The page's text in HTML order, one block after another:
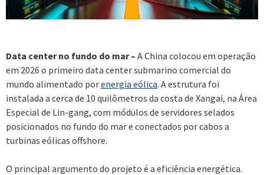
Data center no fundo do mar – A China colocou em operação
em 2026 o primeiro data center submarino comercial do
mundo alimentado porenergia eólica. A estrutura foi
instalada a cerca de 10 quilômetros da costa de Xangai, na Área
Especial de Lin-gang, com módulos de servidores selados
posicionados no fundo do mar e conectados por cabos a
turbinas eólicas offshore.
O principal argumento do projeto é a eficiência energética.